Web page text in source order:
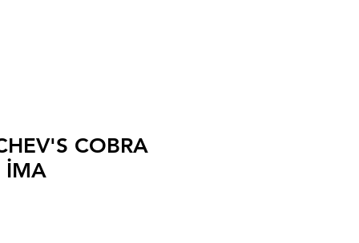
COBRA
İMA